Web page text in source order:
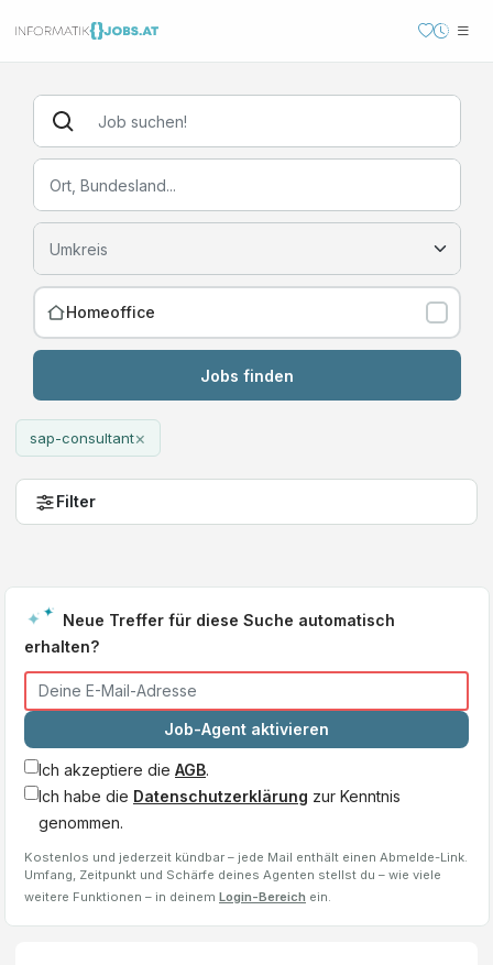
Homeoffice
Jobs finden
sap-consultant×
Filter
Neue Treffer für diese Suche automatisch
erhalten?
Job-Agent aktivieren
Ich akzeptiere die AGB.
Ich habe die Datenschutzerklärung zur Kenntnis
genommen.
Kostenlos und jederzeit kündbar – jede Mail enthält einen Abmelde-Link.
Umfang, Zeitpunkt und Schärfe deines Agenten stellst du – wie viele
weitere Funktionen – in deinem Login-Bereich ein.